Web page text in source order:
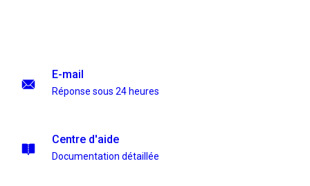
E-mail
Réponse sous 24 heures
Centre d'aide
Documentation détaillée